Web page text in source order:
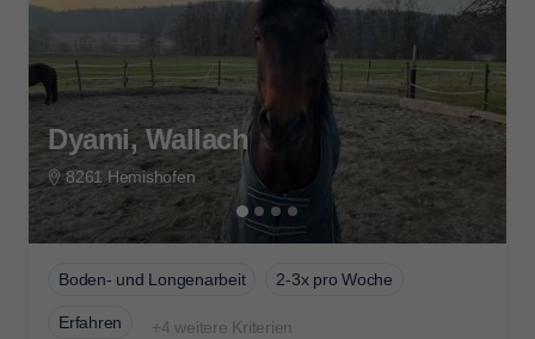
Dyami, Wallach
8261 Hemishofen
Boden- und Longenarbeit 2-3x pro Woche
Erfahren +4 weitere Kriterien